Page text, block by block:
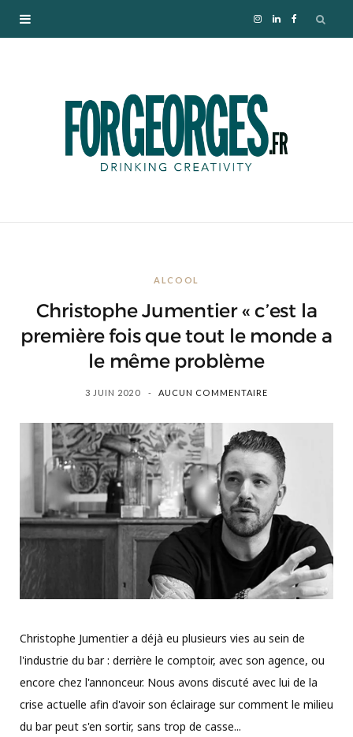
I
s
m
L
k
ALCOOL
Christophe Jumentier « c’est la
première fois que tout le monde a
le même problème
3 JUIN 2020 AUCUN COMMENTAIRE
Christophe Jumentier a déjà eu plusieurs vies au sein de
l'industrie du bar : derrière le comptoir, avec son agence, ou
encore chez l'annonceur. Nous avons discuté avec lui de la
crise actuelle afin d'avoir son éclairage sur comment le milieu
du bar peut s'en sortir, sans trop de casse...